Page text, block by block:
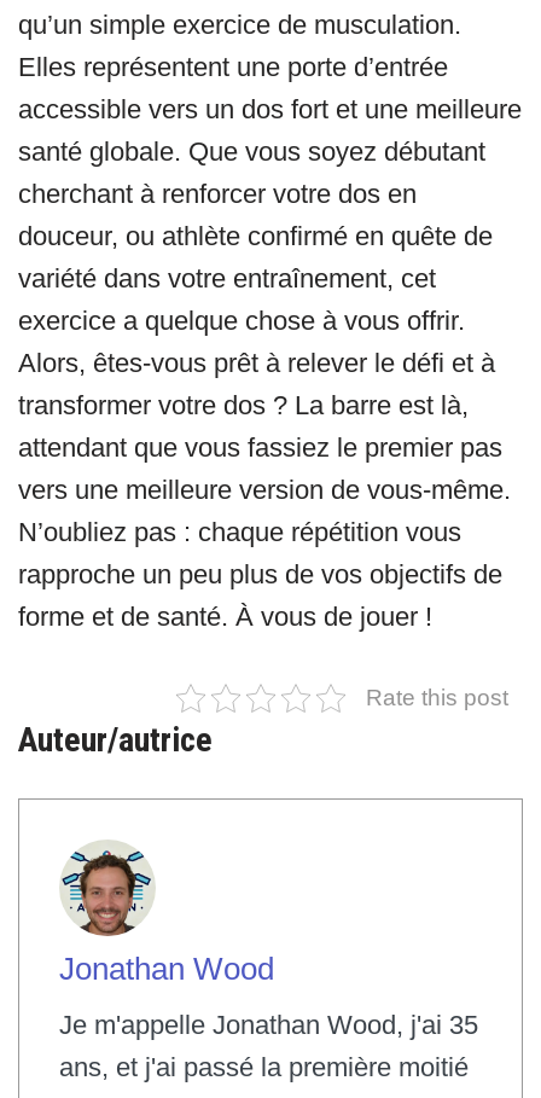
qu’un simple exercice de musculation.
Elles représentent une porte d’entrée
accessible vers un dos fort et une meilleure
santé globale. Que vous soyez débutant
cherchant à renforcer votre dos en
douceur, ou athlète confirmé en quête de
variété dans votre entraînement, cet
exercice a quelque chose à vous offrir.
Alors, êtes-vous prêt à relever le défi et à
transformer votre dos ? La barre est là,
attendant que vous fassiez le premier pas
vers une meilleure version de vous-même.
N’oubliez pas : chaque répétition vous
rapproche un peu plus de vos objectifs de
forme et de santé. À vous de jouer !
Rate this post
Auteur/autrice
Jonathan Wood
Je m'appelle Jonathan Wood, j'ai 35
ans, et j'ai passé la première moitié